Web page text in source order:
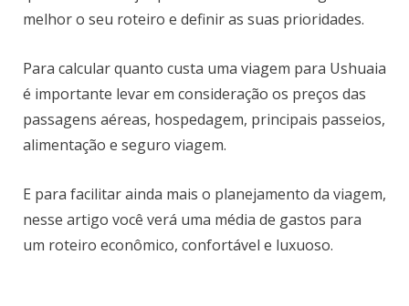
melhor o seu roteiro e definir as suas prioridades.
Para calcular quanto custa uma viagem para Ushuaia
é importante levar em consideração os preços das
passagens aéreas, hospedagem, principais passeios,
alimentação e seguro viagem.
E para facilitar ainda mais o planejamento da viagem,
nesse artigo você verá uma média de gastos para
um roteiro econômico, confortável e luxuoso.